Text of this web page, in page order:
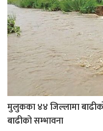
मुलुकका ४४ जिल्लामा
बाढीको सम्भावना